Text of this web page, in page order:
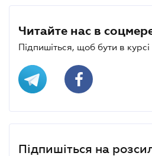
Читайте нас в
Підпишіться, щоб бути в курсі
Підпишіться на